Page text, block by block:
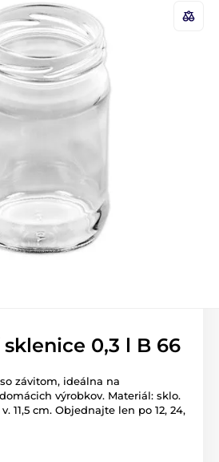
0,3 l B 66
závitom, ideálna na
výrobkov. Materiál: sklo.
11,5 cm. Objednajte len po 12, 24,